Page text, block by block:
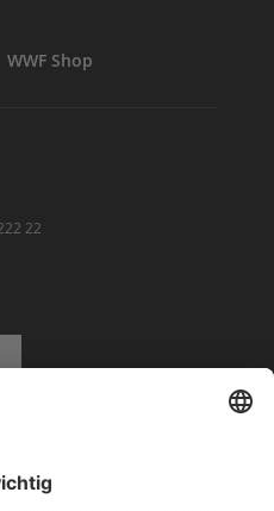
WWF Shop
22